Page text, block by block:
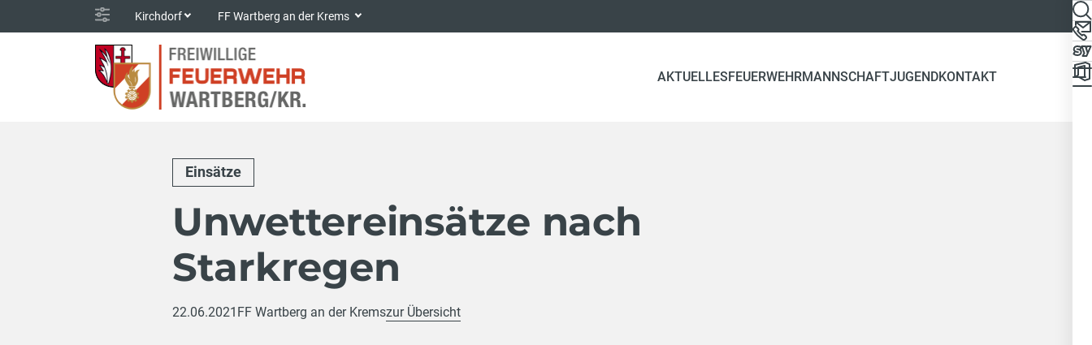
Kirchdorf FF Wartberg an der Krems
AKTUELLESFEUERWEHRMANNSCHAFTJUGENDKONTAKT
Einsätze
Unwettereinsätze nach
Starkregen
22.06.2021 FF Wartberg an der Kremszur Übersicht